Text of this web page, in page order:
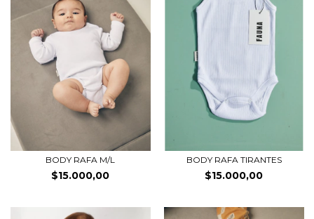
BODY RAFA M/L
$15.000,00
BODY RAFA TIRANTES
$15.000,00